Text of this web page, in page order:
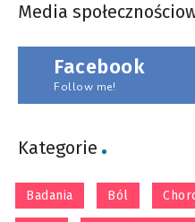
Media
Facebook
Follow me!
Kategorie
Badania Ból